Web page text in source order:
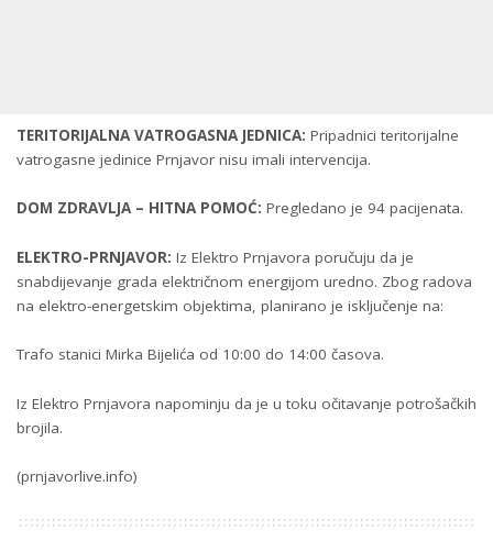
TERITORIJALNA VATROGASNA JEDNICA: Pripadnici teritorijalne
vatrogasne jedinice Prnjavor nisu imali intervencija.
DOM ZDRAVLJA – HITNA POMOĆ: Pregledano je 94 pacijenata.
ELEKTRO-PRNJAVOR: Iz Elektro Prnjavora poručuju da je
snabdijevanje grada električnom energijom uredno. Zbog radova
na elektro-energetskim objektima, planirano je isključenje na:
Trafo stanici Mirka Bijelića od 10:00 do 14:00 časova.
Iz Elektro Prnjavora napominju da je u toku očitavanje potrošačkih
brojila.
(prnjavorlive.info)